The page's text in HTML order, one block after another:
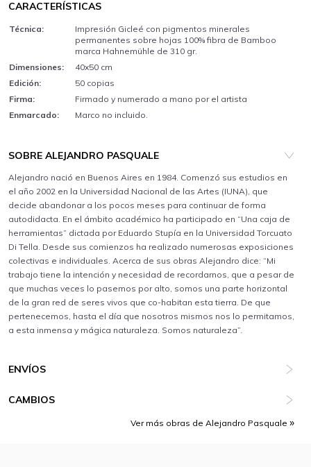
CARACTERÍSTICAS
Técnica:
Impresión Gicleé con pigmentos minerales
permanentes sobre hojas 100% fibra de Bamboo
marca Hahnemühle de 310 gr.
Dimensiones:
40x50 cm
Edición:
50 copias
Firma:
Firmado y numerado a mano por el artista
Enmarcado:
Marco no incluido.
SOBRE ALEJANDRO PASQUALE
Alejandro nació en Buenos Aires en 1984. Comenzó sus estudios en
el año 2002 en la Universidad Nacional de las Artes (IUNA), que
decide abandonar a los pocos meses para continuar de forma
autodidacta. En el ámbito académico ha participado en “Una caja de
herramientas” dictada por Eduardo Stupía en la Universidad Torcuato
Di Tella. Desde sus comienzos ha realizado numerosas exposiciones
colectivas e individuales. Acerca de sus obras Alejandro dice: “Mi
trabajo tiene la intención y necesidad de recordarnos, que a pesar de
que muchas veces lo pasemos por alto, somos una parte horizontal
de la gran red de seres vivos que co-habitan esta tierra. De que
pertenecemos, hasta el día que nosotros mismos nos lo permitamos,
a esta inmensa y mágica naturaleza. Somos naturaleza”.
ENVÍOS
CAMBIOS
Ver más obras de Alejandro Pasquale